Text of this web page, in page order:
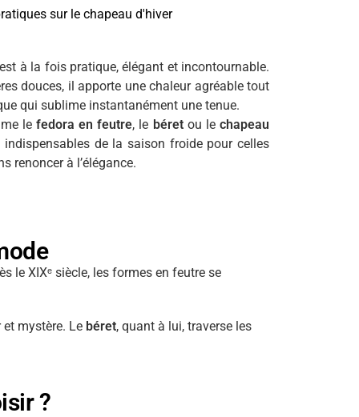
sur le chapeau d'hiver
à la fois pratique, élégant et incontournable.
douces, il apporte une chaleur agréable tout
qui sublime instantanément une tenue.
le fedora en feutre, le béretou lechapeau
indispensables de la saison froide pour celles
renoncer à l’élégance.
le XIXᵉ siècle, les formes en feutre se
mystère. Le béret, quant à lui, traverse les
?